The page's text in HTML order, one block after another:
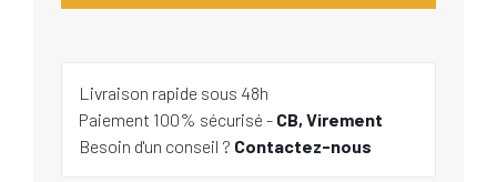
Livraison rapide sous 48h
Paiement 100% sécurisé - CB, Virement
Besoin d'un conseil ? Contactez-nous